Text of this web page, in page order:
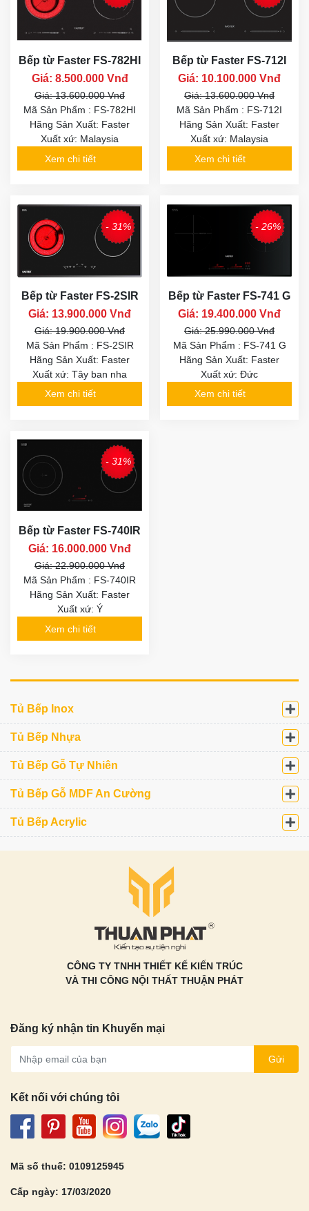
Bếp từ Faster FS-782HI
Giá: 8.500.000 Vnđ
Giá: 13.600.000 Vnđ
Mã Sản Phẩm : FS-782HI
Hãng Sản Xuất: Faster
Xuất xứ: Malaysia
Xem chi tiết
Bếp từ Faster FS-712I
Giá: 10.100.000 Vnđ
Giá: 13.600.000 Vnđ
Mã Sản Phẩm : FS-712I
Hãng Sản Xuất: Faster
Xuất xứ: Malaysia
Xem chi tiết
- 31%
Bếp từ Faster FS-2SIR
Giá: 13.900.000 Vnđ
Giá: 19.900.000 Vnđ
Mã Sản Phẩm : FS-2SIR
Hãng Sản Xuất: Faster
Xuất xứ: Tây ban nha
Xem chi tiết
- 26%
Bếp từ Faster FS-741 G
Giá: 19.400.000 Vnđ
Giá: 25.990.000 Vnđ
Mã Sản Phẩm : FS-741 G
Hãng Sản Xuất: Faster
Xuất xứ: Đức
Xem chi tiết
- 31%
Bếp từ Faster FS-740IR
Giá: 16.000.000 Vnđ
Giá: 22.900.000 Vnđ
Mã Sản Phẩm : FS-740IR
Hãng Sản Xuất: Faster
Xuất xứ: Ý
Xem chi tiết
Tủ Bếp Inox
Tủ Bếp Nhựa
Tủ Bếp Gỗ Tự Nhiên
Tủ Bếp Gỗ MDF An Cường
Tủ Bếp Acrylic
CÔNG TY TNHH THIẾT KẾ KIẾN TRÚC
VÀ THI CÔNG NỘI THẤT THUẬN PHÁT
Đăng ký nhận tin Khuyến mại
Gửi
Kết nối với chúng tôi
Mã số thuế: 0109125945
Cấp ngày: 17/03/2020